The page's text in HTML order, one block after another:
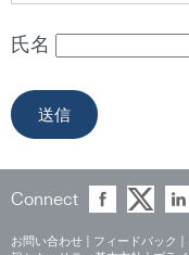
氏名
Connect
お問い合わせ フィードバック